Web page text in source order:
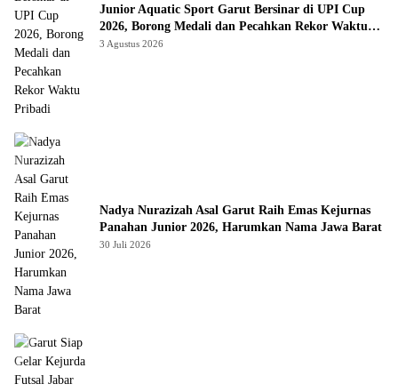
Junior Aquatic Sport Garut Bersinar di UPI Cup
2026, Borong Medali dan Pecahkan Rekor Waktu
Pribadi
3 Agustus 2026
Nadya Nurazizah Asal Garut Raih Emas Kejurnas
Panahan Junior 2026, Harumkan Nama Jawa Barat
30 Juli 2026